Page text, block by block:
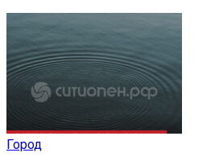
Город